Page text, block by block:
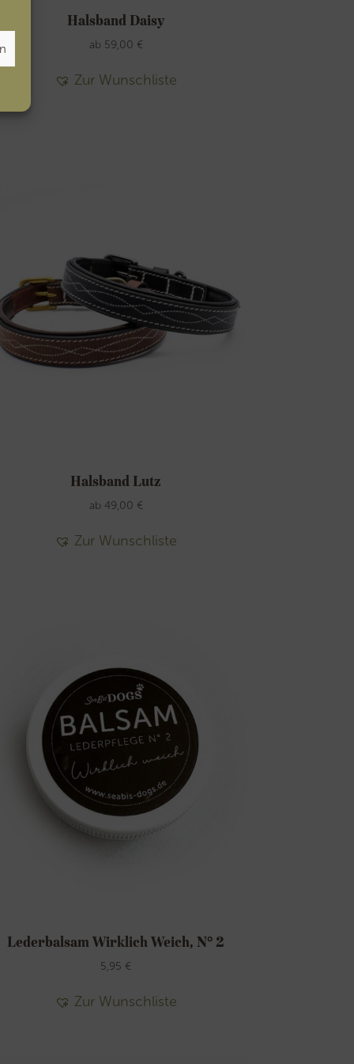
Halsband Daisy
ab 59,00 €
Zur Wunschliste
Halsband Lutz
ab 49,00 €
Zur Wunschliste
Lederbalsam Wirklich Weich, N° 2
5,95 €
Zur Wunschliste